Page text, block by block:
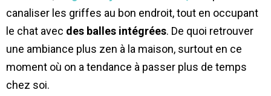
canaliser les griffes au bon endroit, tout en occupant
le chat avec des balles intégrées. De quoi retrouver
une ambiance plus zen à la maison, surtout en ce
moment où on a tendance à passer plus de temps
chez soi.